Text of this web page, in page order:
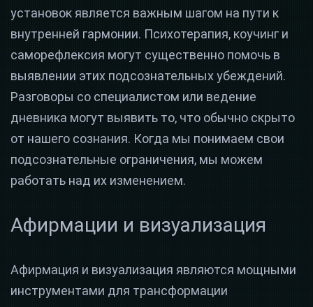
установок является важным шагом на пути к
внутренней гармонии. Психотерапия, коучинг и
саморефлексия могут существенно помочь в
выявлении этих подсознательных убеждений.
Разговоры со специалистом или ведение
дневника могут выявить то, что обычно скрыто
от нашего сознания. Когда мы понимаем свои
подсознательные ограничения, мы можем
работать над их изменением.
Афирмации и визуализация
Афирмация и визуализация являются мощными
инструментами для трансформации